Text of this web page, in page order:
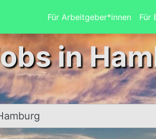
Für Arbeitgeber*innen Für
in
Stadt